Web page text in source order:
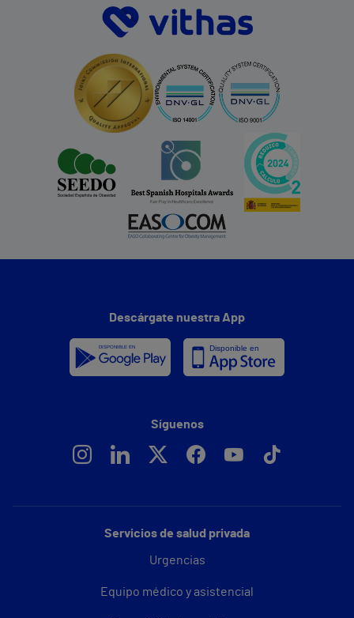
Servicios de salud privada
Urgencias
Equipo médico y asistencial
Descárgate nuestra App
Síguenos